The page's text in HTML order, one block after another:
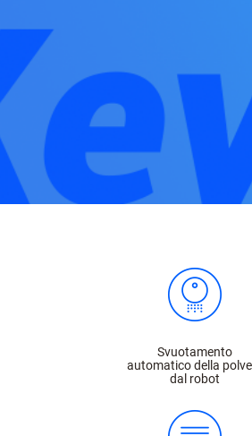
Svuotamento
automatico della
dal robot